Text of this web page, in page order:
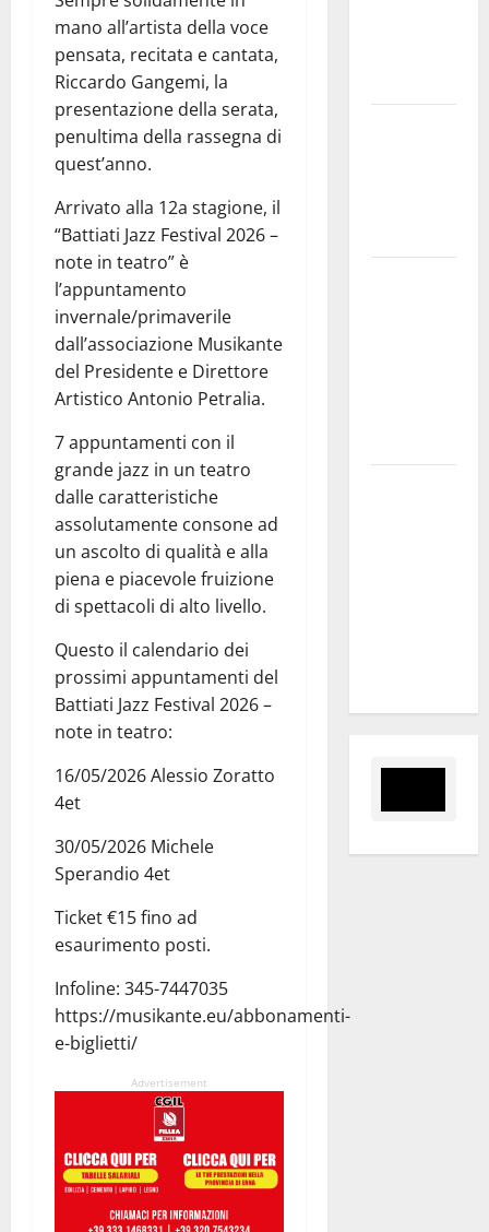
mano all’artista della voce
pensata, recitata e cantata,
Riccardo Gangemi, la
presentazione della serata,
penultima della rassegna di
quest’anno.
Arrivato alla 12a stagione, il
“Battiati Jazz Festival 2026 –
note in teatro” è
l’appuntamento
invernale/primaverile
dall’associazione Musikante
del Presidente e Direttore
Artistico Antonio Petralia.
7 appuntamenti con il
grande jazz in un teatro
dalle caratteristiche
assolutamente consone ad
un ascolto di qualità e alla
piena e piacevole fruizione
di spettacoli di alto livello.
Questo il calendario dei
prossimi appuntamenti del
Battiati Jazz Festival 2026 –
note in teatro:
16/05/2026 Alessio Zoratto
4et
30/05/2026 Michele
Sperandio 4et
Ticket €15 fino ad
esaurimento posti.
Infoline: 345-7447035
https://musikante.eu/abbonamenti-
e-biglietti/
Advertisement